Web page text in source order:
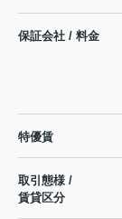
保証会社 / 料金
特優賃
取引態様 /
賃貸区分